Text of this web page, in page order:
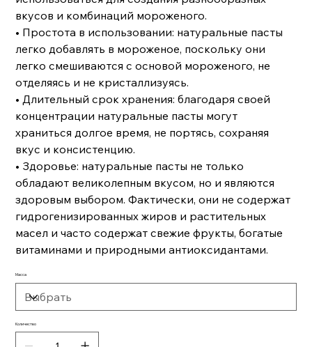
вкусов и комбинаций мороженого.
• Простота в использовании: натуральные пасты
легко добавлять в мороженое, поскольку они
легко смешиваются с основой мороженого, не
отделяясь и не кристаллизуясь.
• Длительный срок хранения: благодаря своей
концентрации натуральные пасты могут
храниться долгое время, не портясь, сохраняя
вкус и консистенцию.
• Здоровье: натуральные пасты не только
обладают великолепным вкусом, но и являются
здоровым выбором. Фактически, они не содержат
гидрогенизированных жиров и растительных
масел и часто содержат свежие фрукты, богатые
витаминами и природными антиоксидантами.
Масса
Количество